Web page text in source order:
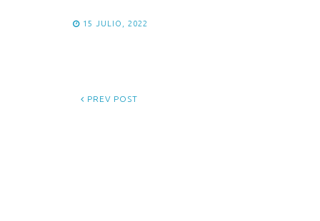
15 JULIO, 2022
PREV POST